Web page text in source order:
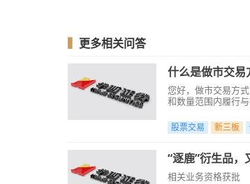
更多相关问答
什么是做市交易
您好，做市交易方
和数量范围内履行
股票交易 新三板
“逐鹿”衍生品
相关业务资格获批